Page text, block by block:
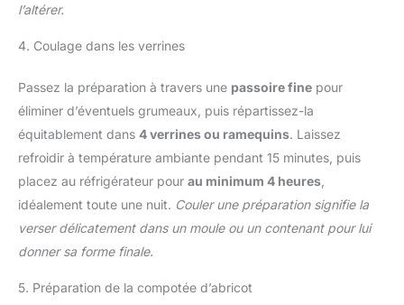
l’altérer.
4. Coulage dans les verrines
Passez la préparation à travers une passoire fine pour
éliminer d’éventuels grumeaux, puis répartissez-la
équitablement dans 4 verrines ou ramequins. Laissez
refroidir à température ambiante pendant 15 minutes, puis
placez au réfrigérateur pour au minimum 4 heures
idéalement toute une nuit. Couler une préparation signifie la
verser délicatement dans un moule ou un contenant pour lui
donner sa forme finale.
5. Préparation de la compotée d’abricot